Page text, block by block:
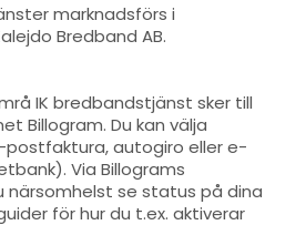
marknadsförs i
Bredband AB.
IK bredbandstjänst sker till
Billogram. Du kan välja
autogiro eller e-
Via Billograms
närsomhelst se status på dina
för hur du t.ex. aktiverar